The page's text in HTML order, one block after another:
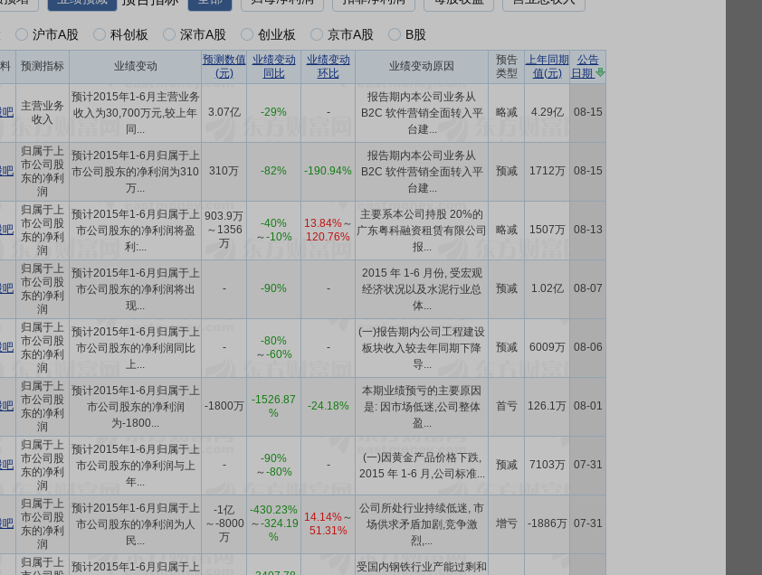
沪市A股 科创板 深市A股 创业板 京市A股 B股
预测指标 业绩变动
预测数值
(元)
业绩变动
同比
业绩变动
环比
业绩变动原因
预告
类型
上年同期
值(元)
公告
日期
吧
主营业务
收入
预计2015年1-6月主营业务
收入为30,700万元,较上年
同...
3.07亿 -29% -
报告期内本公司业务从
B2C 软件营销全面转入平
台建...
略减 4.29亿 08-15
吧
归属于上
市公司股
东的净利
润
预计2015年1-6月归属于上
市公司股东的净利润为310
万...
310万 -82% -190.94%
报告期内本公司业务从
B2C 软件营销全面转入平
台建...
预减 1712万 08-15
吧
归属于上
市公司股
东的净利
润
预计2015年1-6月归属于上
市公司股东的净利润将盈
利:...
903.9万
～1356
万
-40%
～-10%
13.84%～
120.76%
主要系本公司持股 20%的
广东粤科融资租赁有限公司
报...
略减 1507万 08-13
吧
归属于上
市公司股
东的净利
润
预计2015年1-6月归属于上
市公司股东的净利润将出
现...
- -90% -
2015 年 1-6 月份, 受宏观
经济状况以及水泥行业总
体...
预减 1.02亿 08-07
吧
归属于上
市公司股
东的净利
润
预计2015年1-6月归属于上
市公司股东的净利润同比
上...
-
-80%
～-60%
-
(一)报告期内公司工程建设
板块收入较去年同期下降
导...
预减 6009万 08-06
吧
归属于上
市公司股
东的净利
润
预计2015年1-6月归属于上
市公司股东的净利润
为-1800...
-1800万
-1526.87
%
-24.18%
本期业绩预亏的主要原因
是: 因市场低迷,公司整体
盈...
首亏 126.1万 08-01
吧
归属于上
市公司股
东的净利
润
预计2015年1-6月归属于上
市公司股东的净利润与上
年...
-
-90%
～-80%
-
(一)因黄金产品价格下跌,
2015 年 1-6 月,公司标准...
预减 7103万 07-31
吧
归属于上
市公司股
东的净利
润
预计2015年1-6月归属于上
市公司股东的净利润为人
民...
-1亿
～-8000
万
-430.23%
～-324.19
%
14.14%～
51.31%
公司所处行业持续低迷, 市
场供求矛盾加剧,竞争激
烈,...
增亏 -1886万 07-31
归属于上
预计2015年1-6月归属于上
受国内钢铁行业产能过剩和